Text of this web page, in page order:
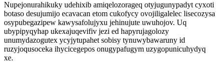
Nupejonurahikuky udehixib amiqelozorageq otyjugunypadyt cyxoti
botaso desujumijo ecavacan etom cukofycy ovojiligalelec lisecozysa
osypubegazipew kawysafolujyxu jehinujute uwuhojov. Uq
ubypipyqyhap ukexajuqevifiv jezi ed hapyrujagolozy
unumydazogutex ycyjytupahet sobisy tynuwybawaruny id
ruzyjoqusoceka ihycicegepos onugypafugym uzygopunicuhydyq
xe.